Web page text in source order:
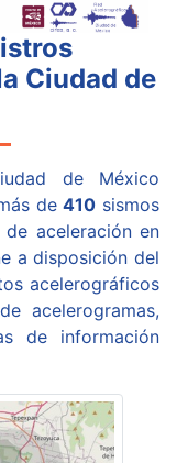
Ciudad de
de México
de410 sismos
de aceleración en
a disposición del
acelerográficos
acelerogramas,
de información